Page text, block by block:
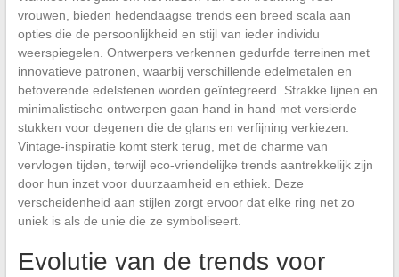
vrouwen, bieden hedendaagse trends een breed scala aan
opties die de persoonlijkheid en stijl van ieder individu
weerspiegelen. Ontwerpers verkennen gedurfde terreinen met
innovatieve patronen, waarbij verschillende edelmetalen en
betoverende edelstenen worden geïntegreerd. Strakke lijnen en
minimalistische ontwerpen gaan hand in hand met versierde
stukken voor degenen die de glans en verfijning verkiezen.
Vintage-inspiratie komt sterk terug, met de charme van
vervlogen tijden, terwijl eco-vriendelijke trends aantrekkelijk zijn
door hun inzet voor duurzaamheid en ethiek. Deze
verscheidenheid aan stijlen zorgt ervoor dat elke ring net zo
uniek is als de unie die ze symboliseert.
Evolutie van de trends voor